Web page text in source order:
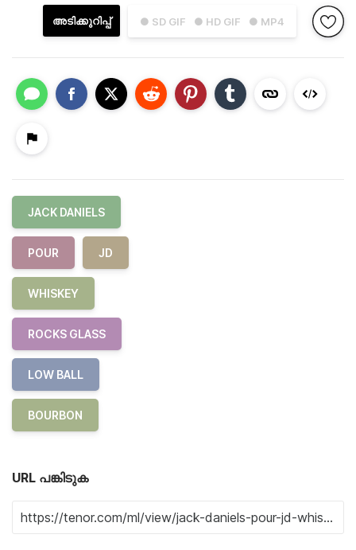
● SD GIF ● HD GIF ● MP4
അടിക്കുറിപ്പ്
JACK DANIELS
POUR JD
WHISKEY
ROCKS GLASS
LOW BALL
BOURBON
URL പങ്കിടുക